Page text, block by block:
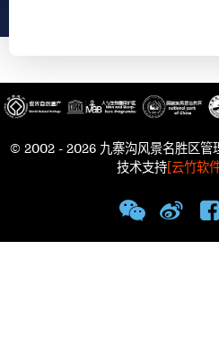
© 2002 - 2026 九寨沟风景名胜区管
技术支持[云竹软